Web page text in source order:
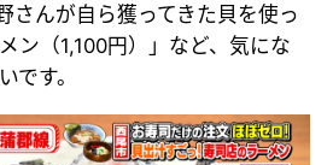
さんが自ら獲ってきた貝を使っ
ン（1,100円）」など、気にな
です。